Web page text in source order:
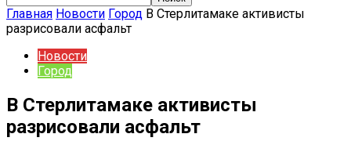
Главная Новости Город В Стерлитамаке активисты
разрисовали асфальт
Новости
Город
В Стерлитамаке активисты
разрисовали асфальт